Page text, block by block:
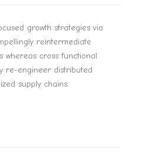
growth strategies via
reintermediate
whereas cross functional
re-engineer distributed
supply chains.